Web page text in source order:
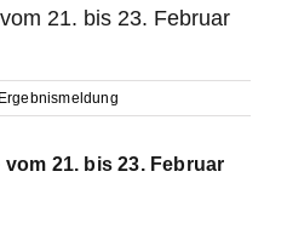
21. bis 23. Februar
Ergebnismeldung
21. bis 23. Februar